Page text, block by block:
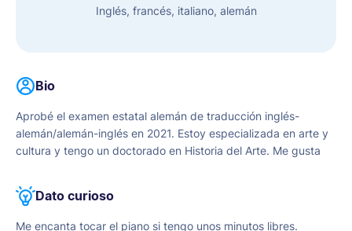
Inglés, francés, italiano, alemán
Bio
Aprobé el examen estatal alemán de traducción inglés-
alemán/alemán-inglés en 2021. Estoy especializada en arte y
cultura y tengo un doctorado en Historia del Arte. Me gusta
Dato curioso
Me encanta tocar el piano si tengo unos minutos libres.